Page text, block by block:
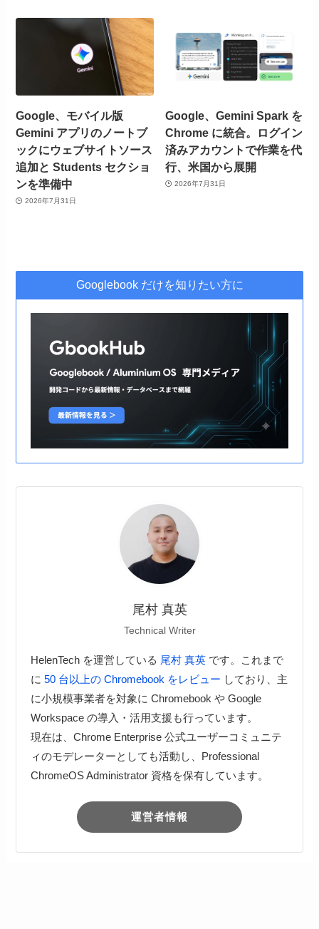
Google、モバイル版
Gemini アプリのノートブ
ックにウェブサイトソース
追加と Students セクショ
ンを準備中
2026年7月31日
Google、Gemini Spark を
Chrome に統合。ログイン
済みアカウントで作業を代
行、米国から展開
2026年7月31日
Googlebook だけを知りたい方に
尾村 真英
Technical Writer
HelenTech を運営している 尾村 真英です。これまで
に 50 台以上の Chromebook をレビュー しており、主
に小規模事業者を対象に Chromebook や Google
Workspace の導入・活用支援も行っています。
現在は、Chrome Enterprise 公式ユーザーコミュニテ
ィのモデレーターとしても活動し、Professional
ChromeOS Administrator 資格を保有しています。
運営者情報